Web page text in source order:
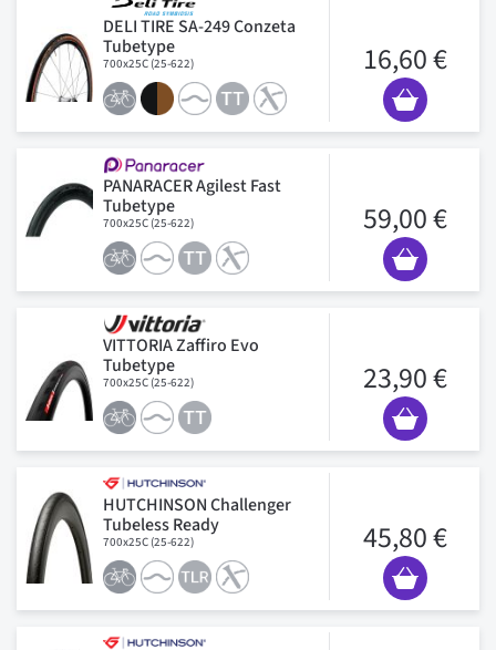
DELI TIRE SA-249 Conzeta
Tubetype
700x25C (25-622) 16,60 €
PANARACER Agilest Fast
Tubetype
700x25C (25-622) 59,00 €
VITTORIA Zaffiro Evo
Tubetype
700x25C (25-622) 23,90 €
HUTCHINSON Challenger
Tubeless Ready
700x25C (25-622) 45,80 €